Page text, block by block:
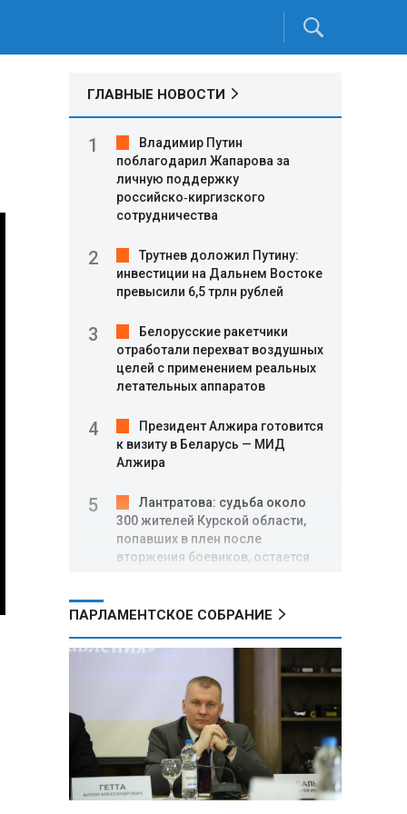
ГЛАВНЫЕ НОВОСТИ
Владимир Путин
поблагодарил Жапарова за
личную поддержку
российско‑киргизского
сотрудничества
Трутнев доложил Путину:
инвестиции на Дальнем Востоке
превысили 6,5 трлн рублей
Белорусские ракетчики
отработали перехват воздушных
целей с применением реальных
летательных аппаратов
Президент Алжира готовится
к визиту в Беларусь — МИД
Алжира
Лантратова: судьба около
300 жителей Курской области,
попавших в плен после
вторжения боевиков, остается
Второй энергоблок БелАЭС
мощность после диагностики
СК РФ: от вторжения
украинских боевиков в Курскую
область погибли 640 мирных
жителей, более 87 тысяч
признаны потерпевшими
ПАРЛАМЕНТСКОЕ СОБРАНИЕ